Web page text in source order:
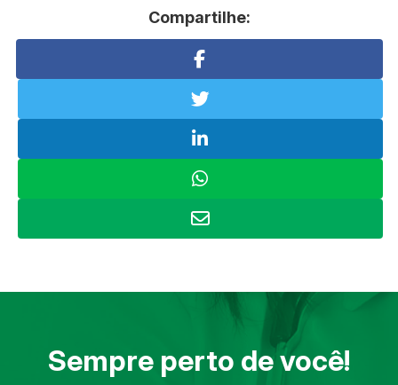
Compartilhe:
Sempre perto de você!